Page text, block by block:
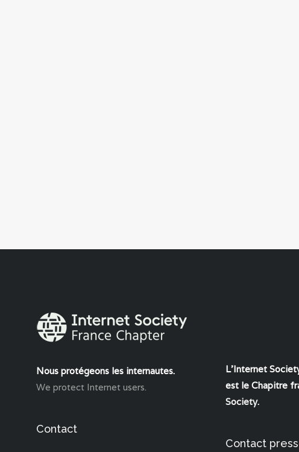
Nous protégeons les internautes.
We protect Internet users.
Contact
L'Internet
est le Chapitre
Society.
Contact